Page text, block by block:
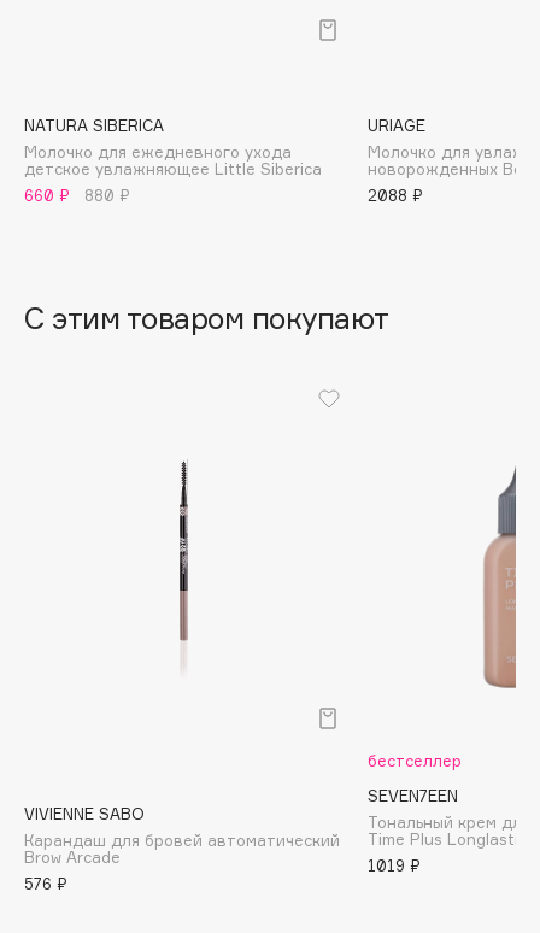
Balmain Hair Couture
Banderas
Basicare
Beauty Pati
BORK
Brunello Cucinelli
Bvlgari
NATURA SIBERICA
Молочко для ежедневного ухода
детское увлажняющее Little Siberica
660 ₽
880 ₽
URIAGE
Молочко для
новорожденных
2088 ₽
С этим товаром покупают
VIVIENNE SABO
Карандаш для бровей автоматический
Brow Arcade
576 ₽
бестселлер
SEVEN7EEN
Тональный крем
Time Plus
1019 ₽